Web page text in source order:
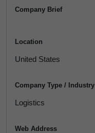
Company Brief
Location
United States
Company Type / Industry
Logistics
Web Address